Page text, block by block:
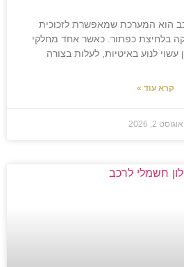
הוא המערכת שמאפשרת לזכוכית
בלחיצת כפתור. כאשר אחד מחלקי
עשוי לנוע באיטיות, לעלות בצורה
קרא עוד »
אוגוסט 2, 2026